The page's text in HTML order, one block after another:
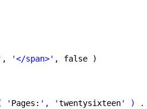
, '</span>' , false )
' Pages: ', 'twentysixteen' ) .